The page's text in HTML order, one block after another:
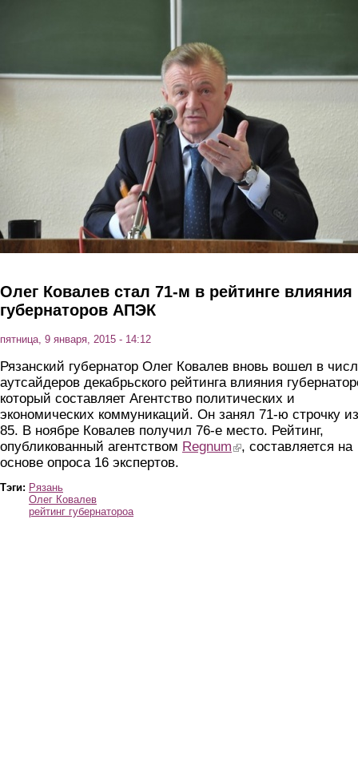
Олег Ковалев стал 71-м в рейтинге влияния
губернаторов АПЭК
пятница, 9 января, 2015 - 14:12
Рязанский губернатор Олег Ковалев вновь вошел в
аутсайдеров декабрьского рейтинга влияния
который составляет Агентство политических и
экономических коммуникаций. Он занял 71-ю строчку из
85. В ноябре Ковалев получил 76-е место. Рейтинг,
опубликованный агентством Regnum (link is external)
, составляется на
основе опроса 16 экспертов.
Тэги: Рязань
Олег Ковалев
рейтинг губернатороа